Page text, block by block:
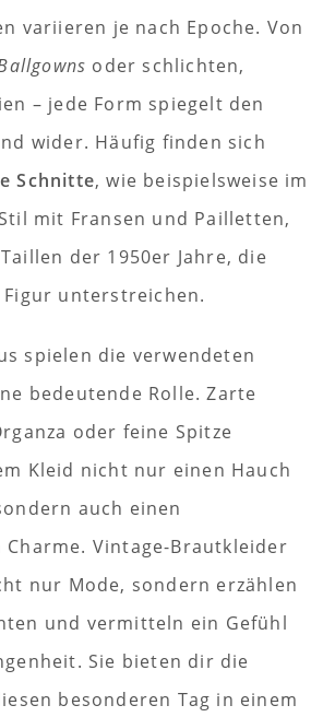
variieren je nach Epoche. Von
oder schlichten,
– jede Form spiegelt den
wider. Häufig finden sich
Schnitte, wie beispielsweise im
mit Fransen und Pailletten,
der 1950er Jahre, die
unterstreichen.
spielen die verwendeten
bedeutende Rolle. Zarte
oder feine Spitze
Kleid nicht nur einen Hauch
auch einen
Vintage-Brautkleider
nur Mode, sondern erzählen
und vermitteln ein Gefühl
Sie bieten dir die
besonderen Tag in einem